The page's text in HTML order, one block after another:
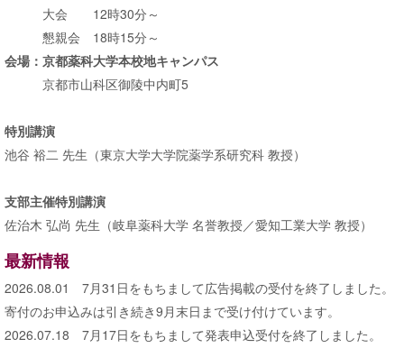
大会 12時30分～
懇親会 18時15分～
会場：京都薬科大学本校地キャンパス
京都市山科区御陵中内町5
特別講演
池谷 裕二 先生（東京大学大学院薬学系研究科 教授）
支部主催特別講演
佐治木 弘尚 先生（岐阜薬科大学 名誉教授／愛知工業大学 教授）
最新情報
2026.08.01 7月31日をもちまして広告掲載の受付を終了しました。
寄付のお申込みは引き続き9月末日まで受け付けています。
2026.07.18 7月17日をもちまして発表申込受付を終了しました。